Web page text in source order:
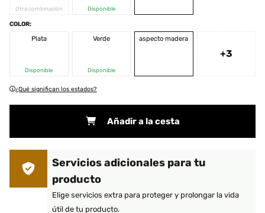
Otra combinación Disponible
COLOR:
Plata
Disponible
Verde
Disponible
aspecto madera
+3
¿Qué significan los estados?
Añadir a la cesta
Servicios adicionales para tu
producto
Elige servicios extra para proteger y prolongar la vida
útil de tu producto.